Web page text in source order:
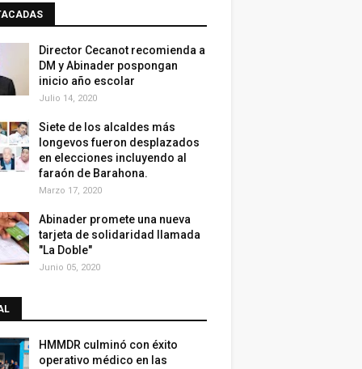
Director Cecanot recomienda a
DM y Abinader pospongan
inicio año escolar
Julio 14, 2020
Siete de los alcaldes más
longevos fueron desplazados
en elecciones incluyendo al
faraón de Barahona.
Marzo 17, 2020
Abinader promete una nueva
tarjeta de solidaridad llamada
"La Doble"
Junio 05, 2020
HMMDR culminó con éxito
operativo médico en las